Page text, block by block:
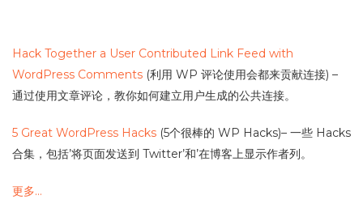
Hack Together a User Contributed Link Feed with
WordPress Comments (利用 WP 评论使用会都来贡献连接) –
通过使用文章评论，教你如何建立用户生成的公共连接。
5 Great WordPress Hacks (5个很棒的 WP Hacks)– 一些 Hacks
合集，包括’将页面发送到 Twitter’和’在博客上显示作者列。
更多…